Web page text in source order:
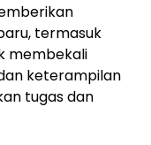
termasuk
membekali
keterampilan
tugas dan